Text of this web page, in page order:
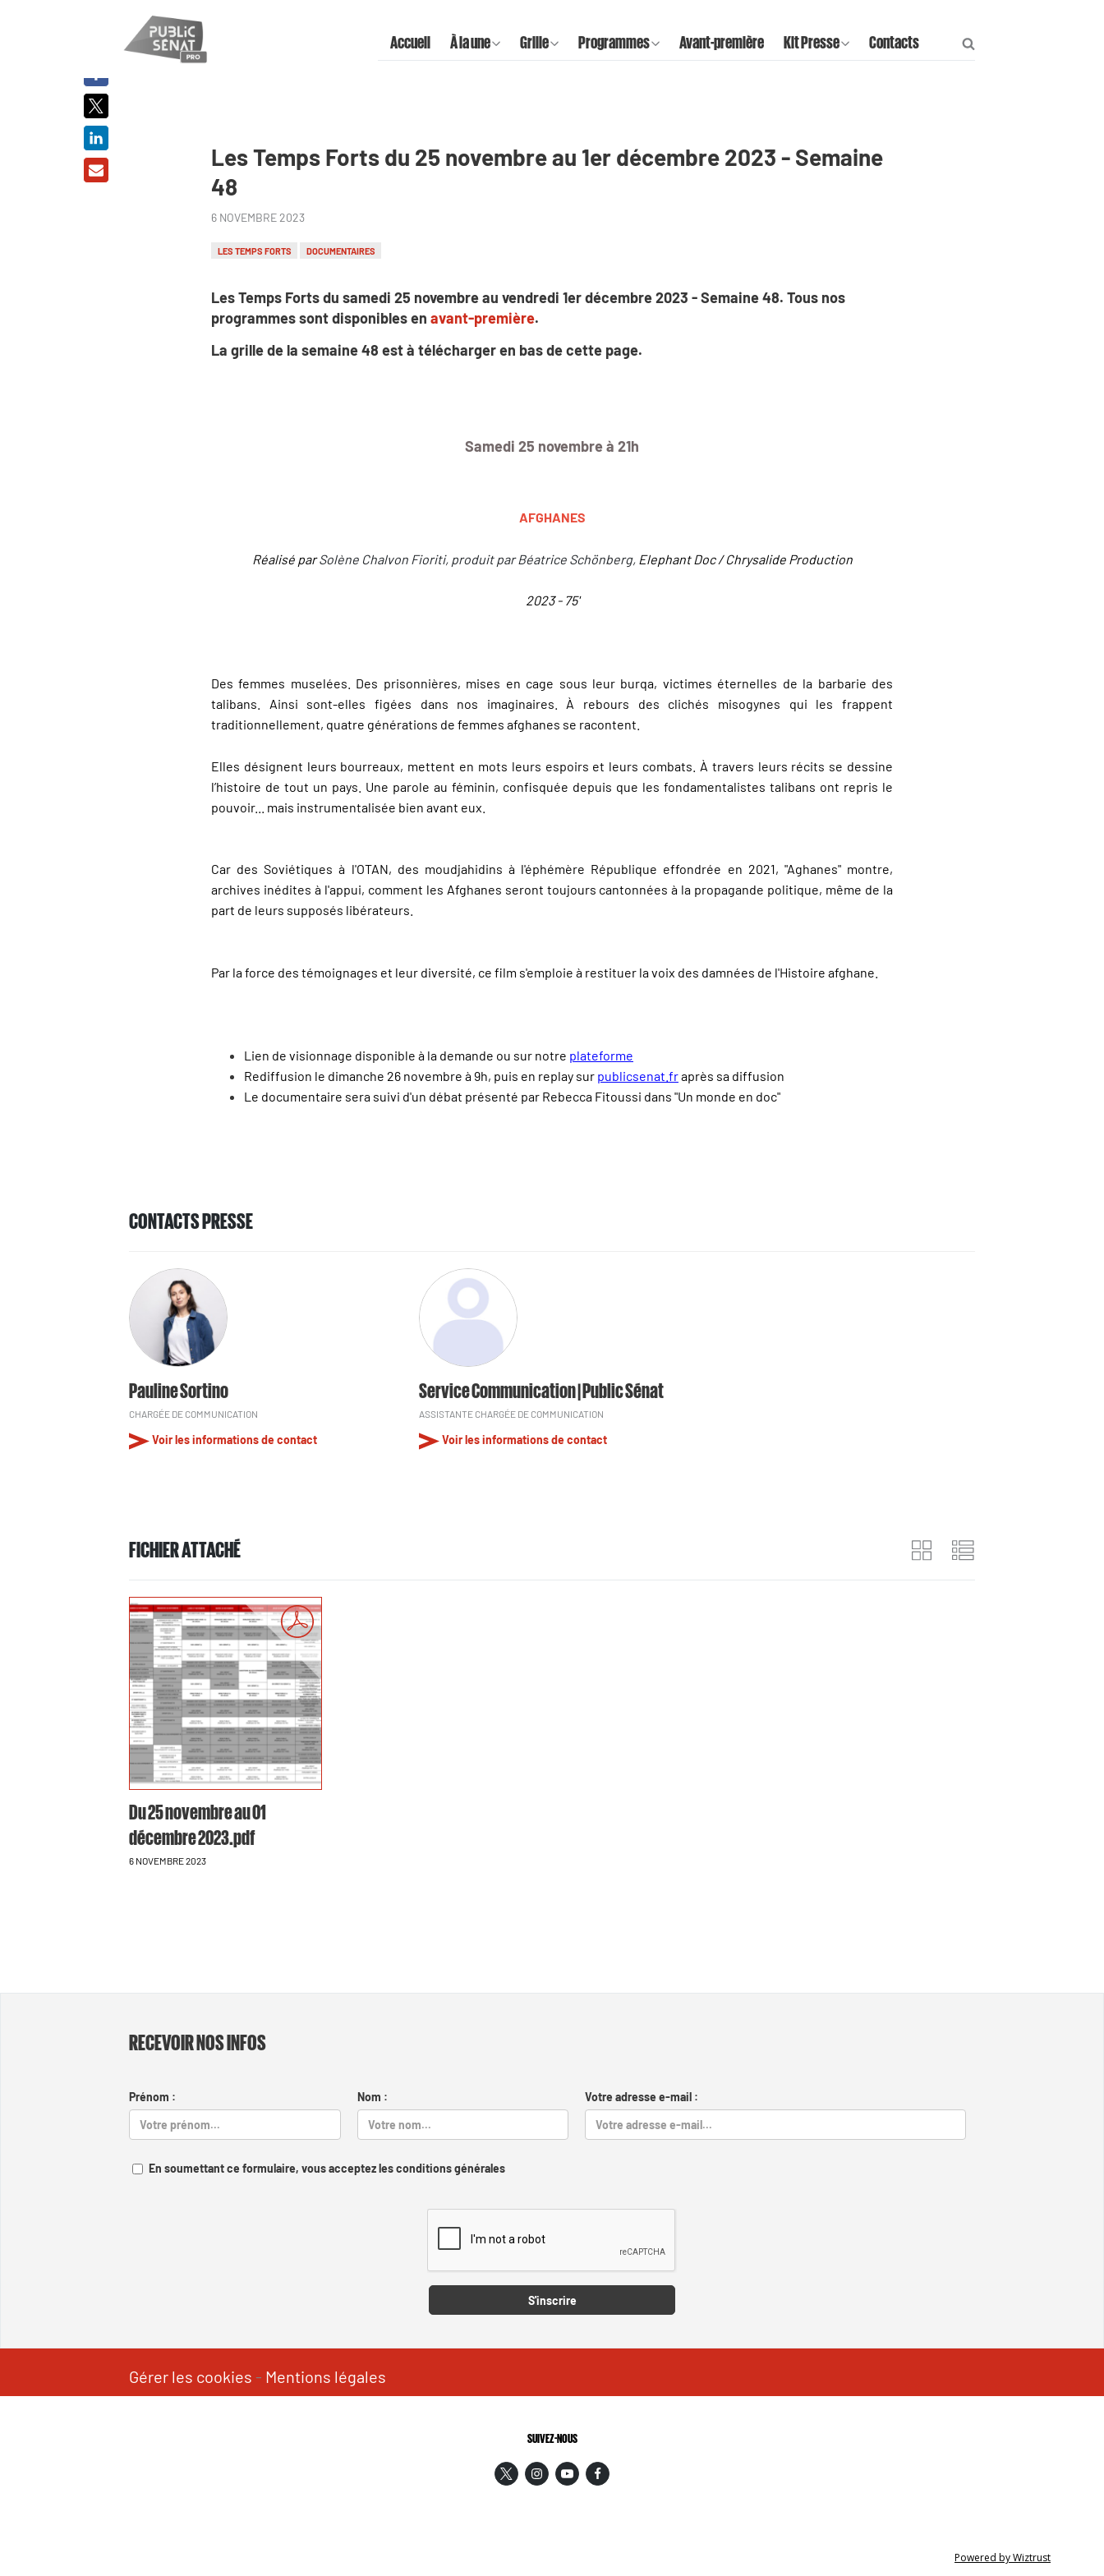
Accueil À la une Grille Programmes Avant-première Kit Presse Contacts
Les Temps Forts du 25 novembre au 1er décembre 2023 - Semaine
48
6 NOVEMBRE 2023
LES TEMPS FORTS DOCUMENTAIRES
Les Temps Forts du samedi 25 novembre au vendredi 1er décembre 2023 - Semaine 48. Tous nos
programmes sont disponibles en avant-première.
La grille de la semaine 48 est à télécharger en bas de cette page.
Samedi 25 novembre à 21h
AFGHANES
Réalisé parSolène Chalvon Fioriti, produit parBéatrice Schönberg, Elephant Doc / Chrysalide Production
2023 - 75'
Des femmes muselées. Des prisonnières, mises en cage sous leur burqa, victimes éternelles de la barbarie des
talibans. Ainsi sont-elles figées dans nos imaginaires. À rebours des clichés misogynes qui les frappent
traditionnellement, quatre générations de femmes afghanes se racontent.
Elles désignent leurs bourreaux, mettent en mots leurs espoirs et leurs combats. À travers leurs récits se dessine
l’histoire de tout un pays. Une parole au féminin, confisquée depuis que les fondamentalistes talibans ont repris le
pouvoir... mais instrumentalisée bien avant eux.
Car des Soviétiques à l'OTAN, des moudjahidins à l'éphémère République effondrée en 2021, "Aghanes" montre,
archives inédites à l'appui, comment les Afghanes seront toujours cantonnées à la propagande politique, même de la
part de leurs supposés libérateurs.
Par la force des témoignages et leur diversité, ce film s'emploie à restituer la voix des damnées de l'Histoire afghane.
Lien de visionnage disponible à la demande ou sur notre plateforme
Rediffusion le dimanche 26 novembre à 9h, puis en replay sur publicsenat.fraprès sa diffusion
Le documentaire sera suivi d'un débat présenté par Rebecca Fitoussi dans "Un monde en doc"
CONTACTS PRESSE
Pauline Sortino
CHARGÉE DE COMMUNICATION
Voir les informations de contact
Service Communication | Public Sénat
ASSISTANTE CHARGÉE DE COMMUNICATION
Voir les informations de contact
FICHIER ATTACHÉ
Du 25 novembre au 01
décembre 2023.pdf
6 NOVEMBRE 2023
RECEVOIR NOS INFOS
Prénom : Nom : Votre adresse e-mail :
En soumettant ce formulaire, vous acceptez les conditions générales
S'inscrire
Gérer les cookies - Mentions légales
SUIVEZ-NOUS
Powered by Wiztrust